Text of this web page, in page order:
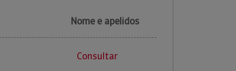
Nome e apelidos
Consultar